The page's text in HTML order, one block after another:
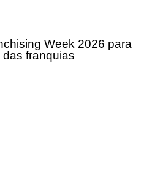
Week 2026 para
franquias